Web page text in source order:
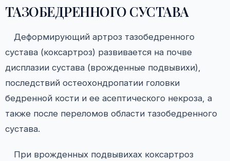
ТАЗОБЕДРЕННОГО СУСТАВА
Деформирующий артроз тазобедренного
сустава (коксартроз) развивается на почве
дисплазии сустава (врожденные подвывихи),
последствий остеохондропатии головки
бедренной кости и ее асептического некроза, а
также после переломов области тазобедренного
сустава.
При врожденных подвывихах коксартроз